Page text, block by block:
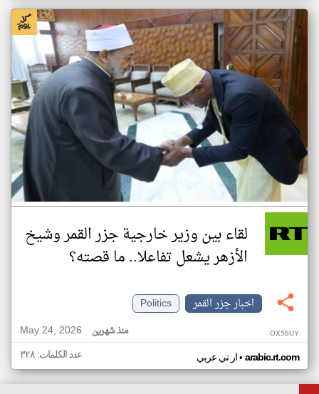
لقاء بين وزير خارجية جزر القمر وشيخ
الأزهر يشعل تفاعلا.. ما قصته؟
اخبار جزر القمر
Politics
May 24, 2026
منذ شهرين OX58UY
ار تي عربي• arabic.rt.com عدد الكلمات: ٣٢٨